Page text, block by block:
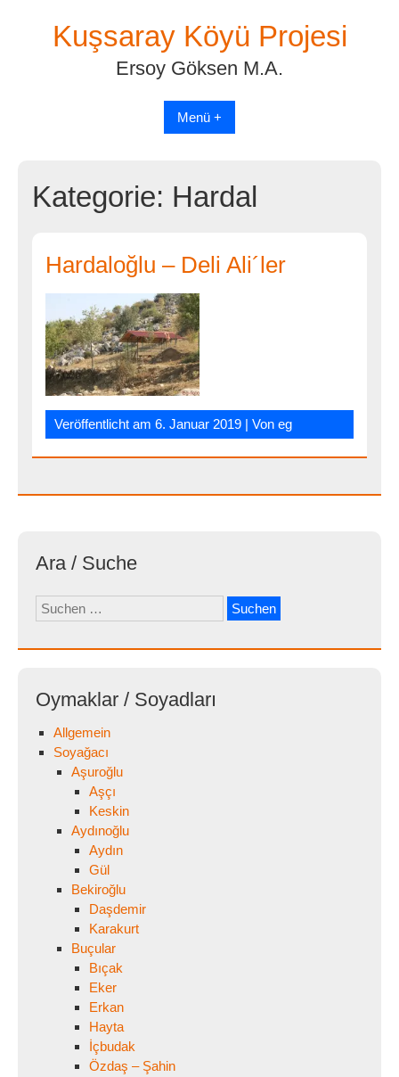
Kuşsaray Köyü Projesi
Ersoy Göksen M.A.
Menü +
Kategorie: Hardal
Hardaloğlu – Deli Ali´ler
Veröffentlicht am6. Januar 2019 | Voneg
Ara / Suche
Suchen
nach:
Oymaklar / Soyadları
Allgemein
Soyağacı
Aşuroğlu
Aşçı
Keskin
Aydınoğlu
Aydın
Gül
Bekiroğlu
Daşdemir
Karakurt
Buçular
Bıçak
Eker
Erkan
Hayta
İçbudak
Özdaş – Şahin